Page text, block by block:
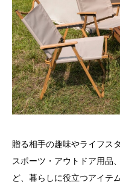
贈る相手の趣味やライフス
スポーツ・アウトドア用品
ど、暮らしに役立つアイテ